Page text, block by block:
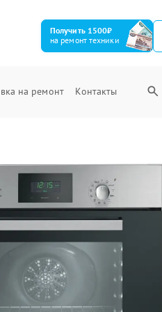
Получить 1500₽
на ремонт техники
на ремонт Контакты